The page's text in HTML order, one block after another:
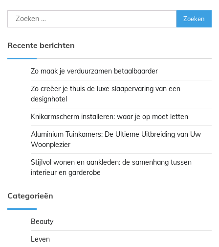
Zoeken
naar:
Recente berichten
Zo maak je verduurzamen betaalbaarder
Zo creëer je thuis de luxe slaapervaring van een
designhotel
Knikarmscherm installeren: waar je op moet letten
Aluminium Tuinkamers: De Ultieme Uitbreiding van Uw
Woonplezier
Stijlvol wonen en aankleden: de samenhang tussen
interieur en garderobe
Categorieën
Beauty
Leven